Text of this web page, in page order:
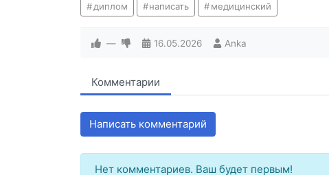
диплом написать медицинский
— 16.05.2026 Anka
Комментарии
Написать комментарий
Нет комментариев. Ваш будет первым!